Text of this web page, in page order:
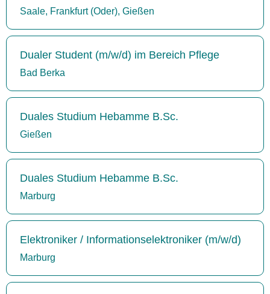
Saale, Frankfurt (Oder), Gießen
Dualer Student (m/w/d) im Bereich Pflege
Bad Berka
Duales Studium Hebamme B.Sc.
Gießen
Duales Studium Hebamme B.Sc.
Marburg
Elektroniker / Informationselektroniker (m/w/d)
Marburg